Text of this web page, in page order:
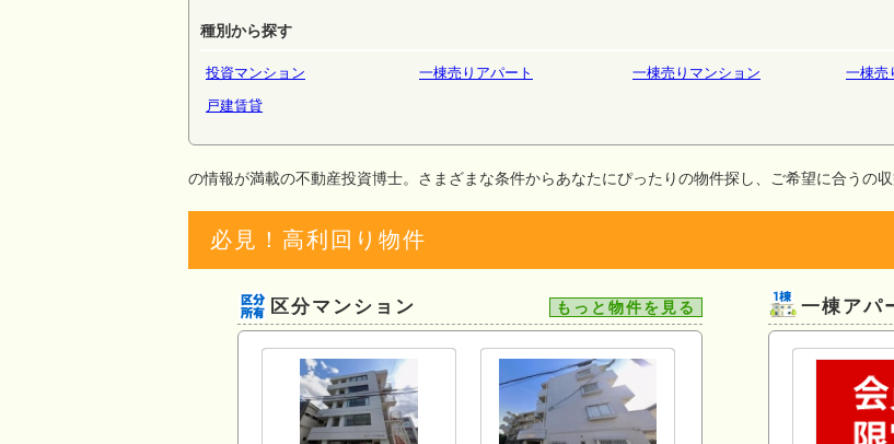
種別から探す
投資マンション 一棟売りアパート 一棟売りマンション 一棟売
戸建賃貸
の情報が満載の不動産投資博士。さまざまな条件からあなたにぴったりの物件探し、ご希望に合うの収
必見！高利回り物件
区分マンション もっと物件を見る 一棟アパ